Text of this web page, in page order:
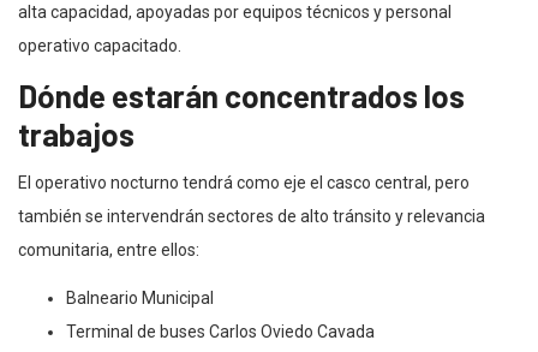
alta capacidad, apoyadas por equipos técnicos y personal
operativo capacitado.
Dónde estarán concentrados los
trabajos
El operativo nocturno tendrá como eje el casco central, pero
también se intervendrán sectores de alto tránsito y relevancia
comunitaria, entre ellos:
Balneario Municipal
Terminal de buses Carlos Oviedo Cavada